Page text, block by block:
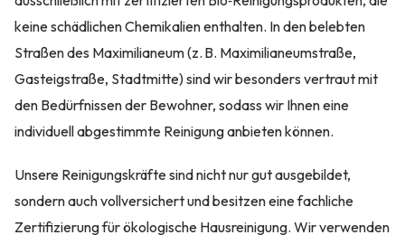
keine schädlichen Chemikalien enthalten. In den belebten
Straßen des Maximilianeum (z. B. Maximilianeumstraße,
Gasteigstraße, Stadtmitte) sind wir besonders vertraut mit
den Bedürfnissen der Bewohner, sodass wir Ihnen eine
individuell abgestimmte Reinigung anbieten können.
Unsere Reinigungskräfte sind nicht nur gut ausgebildet,
sondern auch vollversichert und besitzen eine fachliche
Zertifizierung für ökologische Hausreinigung. Wir verwenden